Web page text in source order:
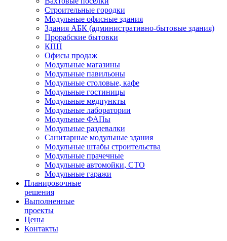
Строительные городки
Модульные офисные здания
Здания АБК (административно-бытовые здания)
Прорабские бытовки
КПП
Офисы продаж
Модульные магазины
Модульные павильоны
Модульные столовые, кафе
Модульные гостиницы
Модульные медпункты
Модульные лаборатории
Модульные ФАПы
Модульные раздевалки
Санитарные модульные здания
Модульные штабы строительства
Модульные прачечные
Модульные автомойки, СТО
Модульные гаражи
Планировочные
решения
Выполненные
проекты
Цены
Контакты